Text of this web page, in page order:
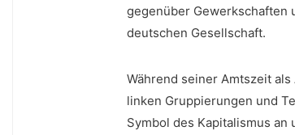
gegenüber‌ Gewerkschaften⁣
deutschen Gesellschaft.
Während‍ seiner⁢ Amtszeit
linken Gruppierungen⁤ und
Symbol des Kapitalismus